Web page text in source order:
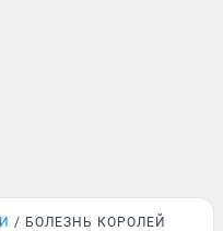
БОЛЕЗНЬ КОРОЛЕЙ